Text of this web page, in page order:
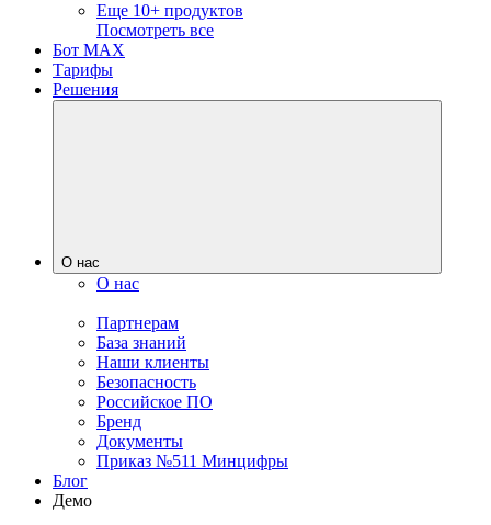
Еще 10+ продуктов
Посмотреть все
Бот MAX
Тарифы
Решения
О нас
О нас
Партнерам
База знаний
Наши клиенты
Безопасность
Российское ПО
Бренд
Документы
Приказ №511 Минцифры
Блог
Демо